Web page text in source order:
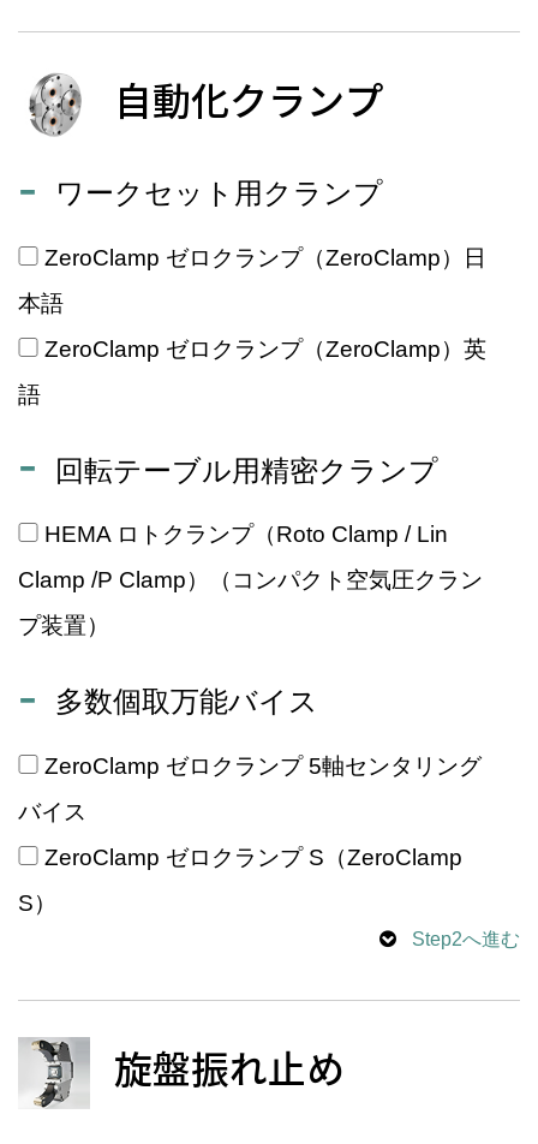
自動化クランプ
ワークセット用クランプ
ZeroClamp ゼロクランプ（ZeroClamp）日
本語
ZeroClamp ゼロクランプ（ZeroClamp）英
語
回転テーブル用精密クランプ
HEMA ロトクランプ（Roto Clamp / Lin
Clamp /P Clamp）（コンパクト空気圧クラン
プ装置）
多数個取万能バイス
ZeroClamp ゼロクランプ 5軸センタリング
バイス
ZeroClamp ゼロクランプ S（ZeroClamp
S）
Step2へ進む
旋盤振れ止め